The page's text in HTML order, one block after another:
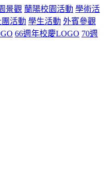
景觀 蘭陽校園活動 學術活
活動 學生活動 外賓參觀
66週年校慶LOGO 70週